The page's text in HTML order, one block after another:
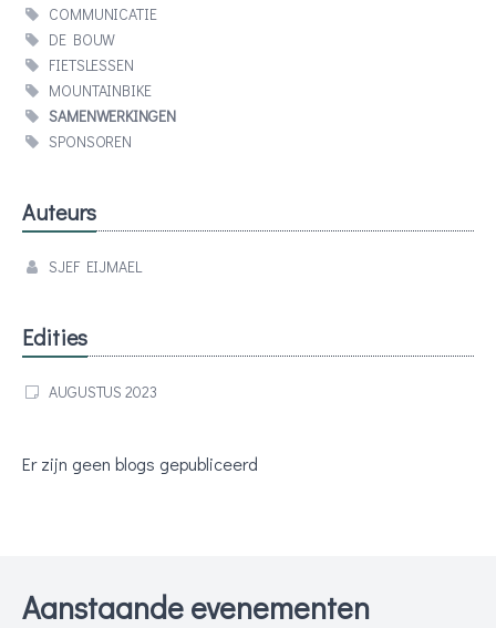
COMMUNICATIE
DE BOUW
FIETSLESSEN
MOUNTAINBIKE
SAMENWERKINGEN
SPONSOREN
Auteurs
SJEF EIJMAEL
Edities
AUGUSTUS 2023
Er zijn geen blogs gepubliceerd
Aanstaande evenementen